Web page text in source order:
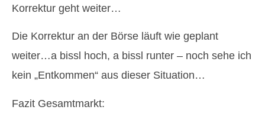
Korrektur geht weiter…
Die Korrektur an der Börse läuft wie geplant
weiter…a bissl hoch, a bissl runter – noch sehe ich
kein „Entkommen“ aus dieser Situation…
Fazit Gesamtmarkt: